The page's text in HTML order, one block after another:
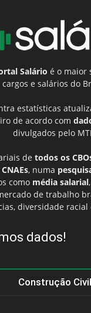
Salário é o maior
cargos e salários do
estatísticas
de acordo com
divulgados pelo
de todos os
, numa
como média salarial,
de trabalho
diversidade racial
dados!
Construção Civil